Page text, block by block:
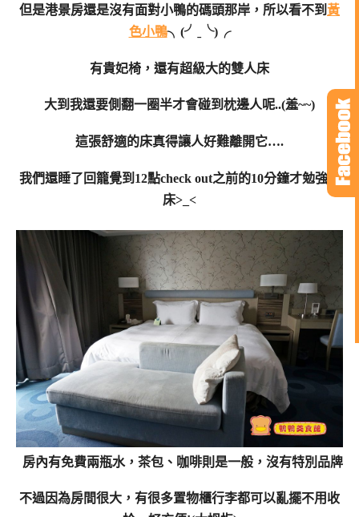
但是港景房還是沒有面對小鴨的碼頭那岸，所以看不到 黃
色小鴨╮(╯ˍ╰)╭
有貴妃椅，還有超級大的雙人床
大到我還要側翻一圈半才會碰到枕邊人呢..(羞~~)
這張舒適的床真得讓人好難離開它….
我們還睡了回籠覺到12點check out之前的10分鐘才勉強起
床>_<
房內有免費兩瓶水，茶包、咖啡則是一般，沒有特別品牌
不過因為房間很大，有很多置物櫃行李都可以亂擺不用收